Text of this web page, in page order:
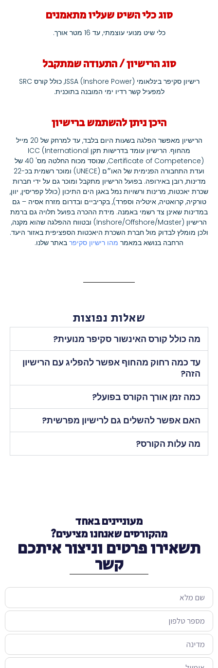
סוג כלי השיט שעליו מתאמנים
כלי שיט מנועי עוצמתי, עד 16 מטר אורך.
סוג הרישיון / התעודה שמתקבל
רישיון סקיפר בינלאומי ISSA (Inshore Power), כולל קורס SRC
למפעיל קשר רדיו ימי המובנה בתוכנית.
היכן ניתן להשתמש ברישיון
הרישיון מאפשר הפלגה בשעות היום בלבד, עד למרחק של 20 מייל
מהחוף. הרישיון עומד בדרישות תקן ICC (International
Certificate of Competence), שנוסד מכוח החלטה מס' 40 של
ועדת התחבורה הפנימית של האו״ם (UNECE) ומוכר רשמית בכ-22
מדינות, רובן באירופה. בפועל הרישיון מתקבל ומוכר גם על ידי חברות
שכרת יאכטות, מרינות ורשויות נמל באגן הים התיכון (כולל קפריסין, יוון,
טורקיה, קרואטיה, איטליה וספרד), בקריביים ובדרום מזרח אסיה – גם
במדינות שאינן צד רשמי באמנה. מידת ההכרה בפועל תלויה גם ברמת
הרישיון (Inshore/Offshore/Master) ובטווח ההפלגה שהוא מקנה,
ולכן מומלץ לבדוק מול חברת השכרת היאכטות הספציפית באזור היעד.
הרחבה בנושא במאמר מהו רישיון סקיפר באתר שלנו.
שאלות נפוצות
מה כולל קורס האינשור סקיפר מנועית?
עד כמה רחוק מהחוף אפשר להפליג עם הרישיון
הזה?
כמה זמן אורך הקורס בפועל?
האם אפשר להשלים גם לרישיון מפרשית?
מה עלות הקורס?
מעוניינים באחד
מהקורסים שאנחנו מציעים?
תשאירו פרטים וניצור איתכם
קשר